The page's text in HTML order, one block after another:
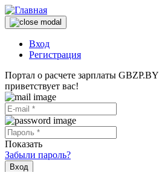
Вход
Регистрация
Портал о расчете зарплаты GBZP.BY
приветствует вас!
Показать
Забыли пароль?
Вход